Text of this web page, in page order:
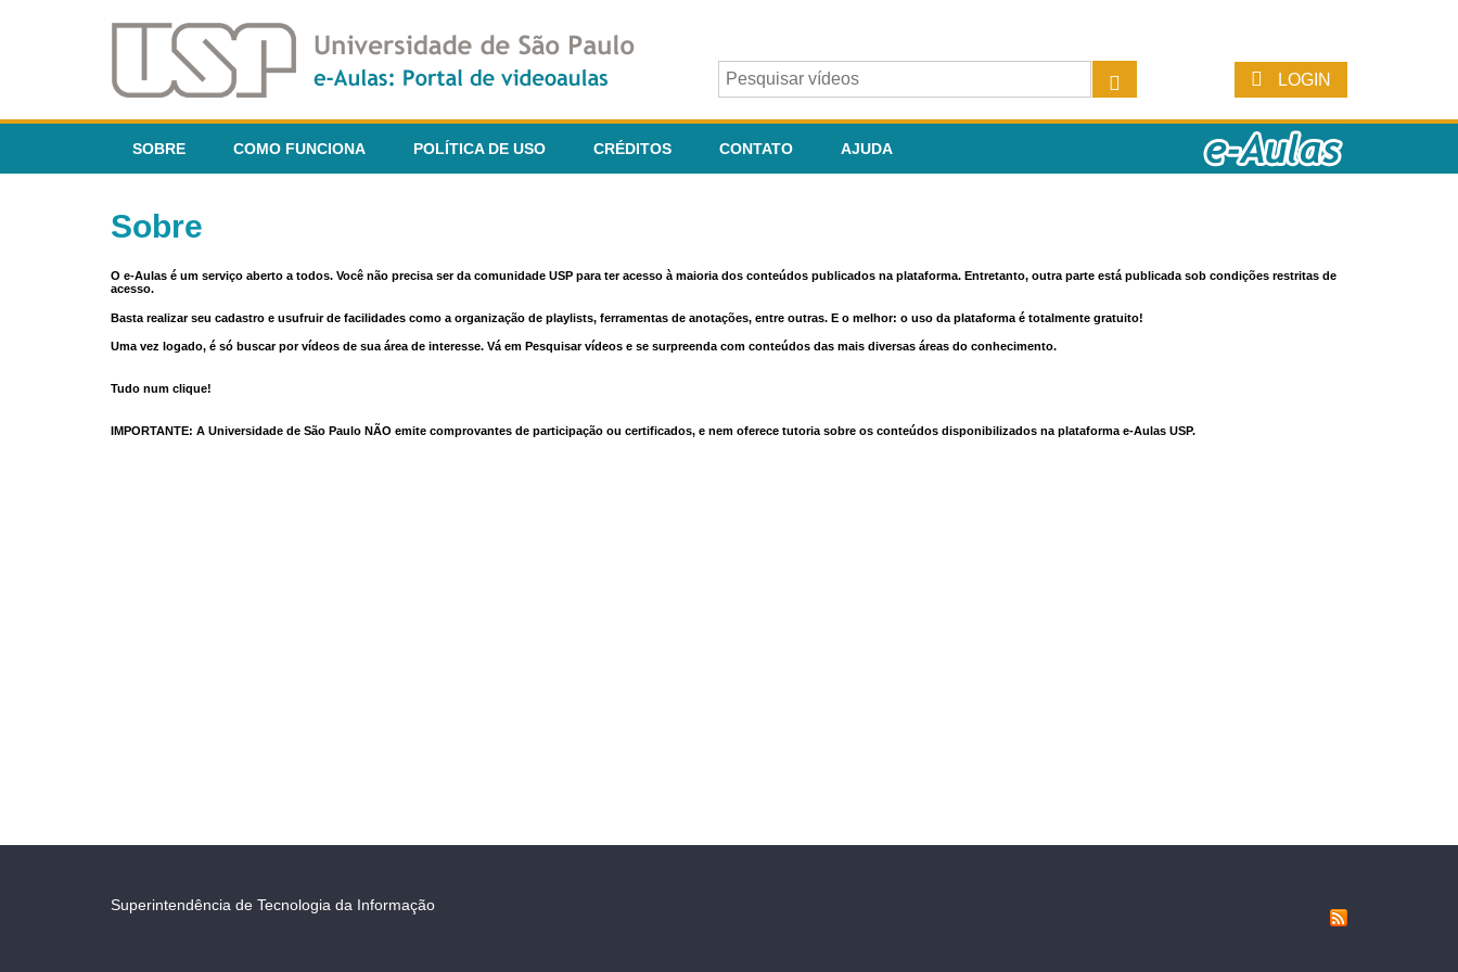
LOGIN
SOBRE COMO FUNCIONA POLÍTICA DE USO CRÉDITOS CONTATO AJUDA
Sobre
O e-Aulas é um serviço aberto a todos. Você não precisa ser da comunidade USP para ter acesso à maioria dos conteúdos publicados na plataforma. Entretanto, outra parte está publicada sob condições restritas de
acesso.
Basta realizar seu cadastro e usufruir de facilidades como a organização de playlists, ferramentas de anotações, entre outras. E o melhor: o uso da plataforma é totalmente gratuito!
Uma vez logado, é só buscar por vídeos de sua área de interesse. Vá em Pesquisar vídeos e se surpreenda com conteúdos das mais diversas áreas do conhecimento.
Tudo num clique!
IMPORTANTE: A Universidade de São Paulo NÃO emite comprovantes de participação ou certificados, e nem oferece tutoria sobre os conteúdos disponibilizados na plataforma e-Aulas USP.
Superintendência de Tecnologia da Informação